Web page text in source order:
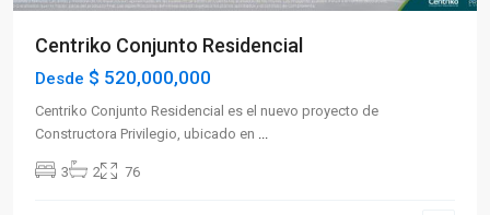
Centriko Conjunto Residencial
Desde $ 520,000,000
Centriko Conjunto Residencial es el nuevo proyecto de
Constructora Privilegio, ubicado en ...
3 2 76